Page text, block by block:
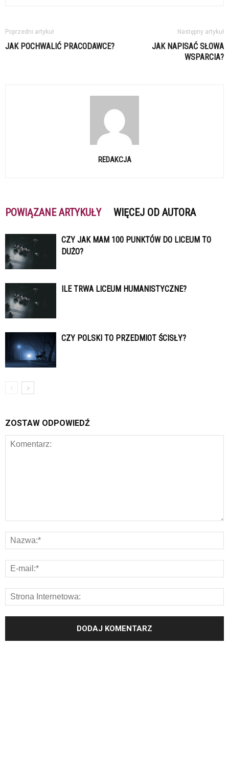
Poprzedni artykuł
JAK POCHWALIĆ PRACODAWCE?
Następny artykuł
JAK NAPISAĆ SŁOWA
WSPARCIA?
REDAKCJA
POWIĄZANE ARTYKUŁY WIĘCEJ OD AUTORA
CZY JAK MAM 100 PUNKTÓW DO LICEUM TO
DUŻO?
ILE TRWA LICEUM HUMANISTYCZNE?
CZY POLSKI TO PRZEDMIOT ŚCISŁY?
ZOSTAW ODPOWIEDŹ